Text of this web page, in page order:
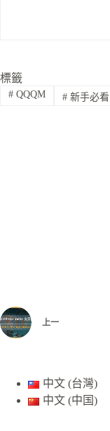
標籤
#QQQM #新手必看
上一
中文 (台灣)
中文 (中国)